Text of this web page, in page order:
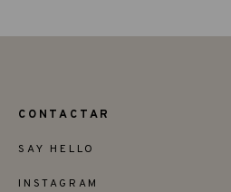
CONTACTAR
SAY HELLO
INSTAGRAM